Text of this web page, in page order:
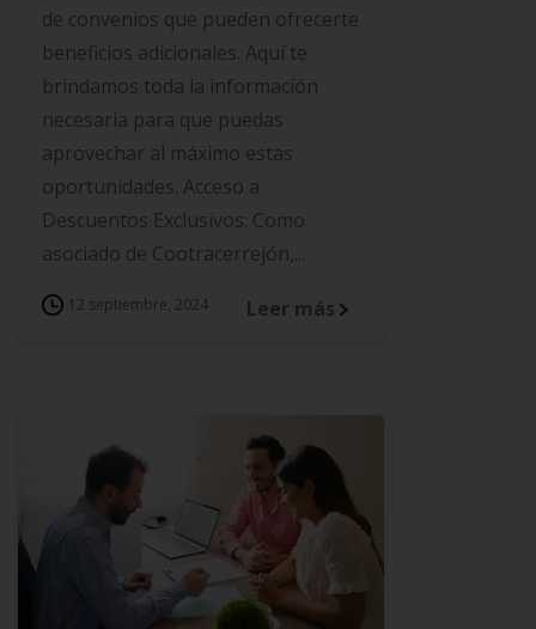
de convenios que pueden ofrecerte
beneficios adicionales. Aquí te
brindamos toda la información
necesaria para que puedas
aprovechar al máximo estas
oportunidades. Acceso a
Descuentos Exclusivos: Como
asociado de Cootracerrejón,...
12 septiembre, 2024 Leer más